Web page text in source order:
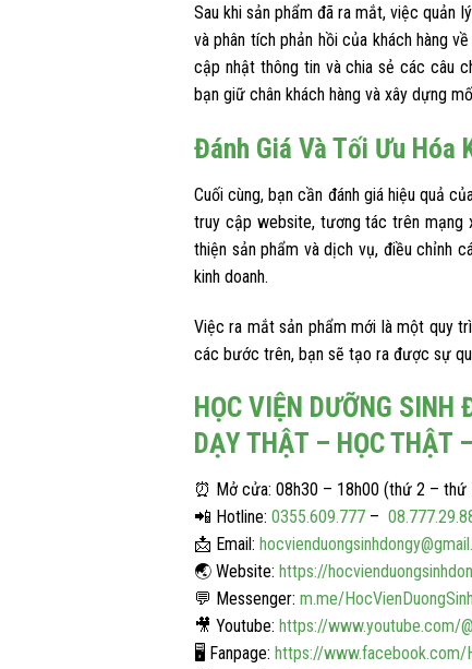
Sau khi sản phẩm đã ra mắt, việc quản
và phân tích phản hồi của khách hàng
cập nhật thông tin và chia sẻ các câu
bạn giữ chân khách hàng và xây dựng
Đánh Giá Và Tối Ưu Hóa
Cuối cùng, bạn cần đánh giá hiệu quả
truy cập website, tương tác trên mạng
thiện sản phẩm và dịch vụ, điều chỉnh
kinh doanh.
Việc ra mắt sản phẩm mới là một quy
các bước trên, bạn sẽ tạo ra được sự
HỌC VIỆN DƯỠNG SINH
DẠY THẬT – HỌC THẬT
⏰ Mở cửa: 08h30 – 18h00 (thứ 2 – thứ
📲 Hotline: 0355.609.777 –
📩 Email:
🌏 Website: https://
💬 Messenger: m.me/
🎥 Youtube: https://www.youtube.com/
🖥️ Fanpage: https://www.facebook.com/